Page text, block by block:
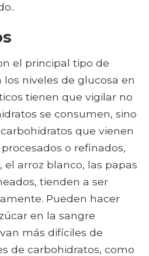
el principal tipo de
niveles de glucosa en
tienen que vigilar no
se consumen, sino
que vienen
​​o refinados,
arroz blanco, las papas
tienden a ser
Pueden hacer
en la sangre
más difíciles de
de carbohidratos, como